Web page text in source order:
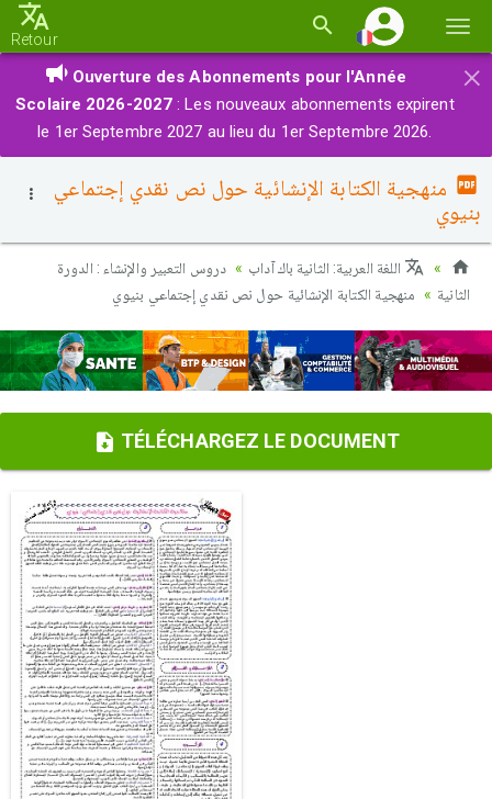
la
Retour
×
Ouverture des Abonnements pour l'Année
Scolaire 2026-2027 : Les nouveaux abonnements expirent
le 1er Septembre 2027 au lieu du 1er Septembre 2026.
منهجية الكتابة الإنشائية حول نص نقدي إجتماعي
بنيوي
اللغة العربية: الثانية باك آداب
دروس التعبير والإنشاء : الدورة
الثانية
منهجية الكتابة الإنشائية حول نص نقدي إجتماعي بنيوي
TÉLÉCHARGEZ LE DOCUMENT